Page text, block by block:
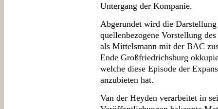
Untergang der Kompanie.
Abgerundet wird die
quellenbezogene Vorstellung
als Mittelsmann mit der BAC
Ende Großfriedrichsburg
welche diese Episode der
anzubieten hat.
Van der Heyden verarbeitet in